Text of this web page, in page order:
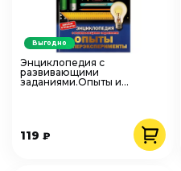
Энциклопедия с
развивающими
заданиями.Опыты и
119 ₽
Выгодно